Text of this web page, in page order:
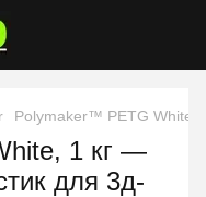
Polymaker™ PETG White,
1 кг —
для 3д-